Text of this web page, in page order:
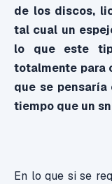
de los discos,
tal cual un
lo que este
totalmente para
que se
tiempo que un
En lo que si se